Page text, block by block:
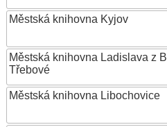
Městská knihovna Kyjov
Městská knihovna Ladislava z
Třebové
Městská knihovna Libochovice